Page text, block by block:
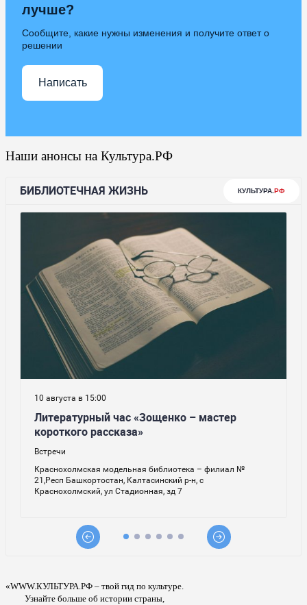
лучше?
Сообщите, какие нужны изменения и получите ответ о
решении
Написать
Наши анонсы на Культура.РФ
«WWW.КУЛЬТУРА.РФ – твой гид по культуре.
Узнайте больше об истории страны,